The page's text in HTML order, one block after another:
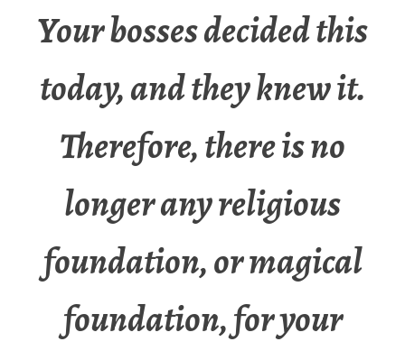
Your bosses decided this
today, and they knew it.
Therefore, there is no
longer any religious
foundation, or magical
foundation, for your